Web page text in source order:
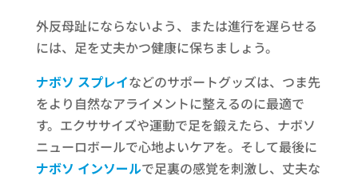
外反母趾にならないよう、または進行を遅らせる
には、足を丈夫かつ健康に保ちましょう。
ナボソ スプレイなどのサポートグッズは、つま先
をより自然なアライメントに整えるのに最適で
す。エクササイズや運動で足を鍛えたら、ナボソ
ニューロボールで心地よいケアを。そして最後に
ナボソ インソールで足裏の感覚を刺激し、丈夫な